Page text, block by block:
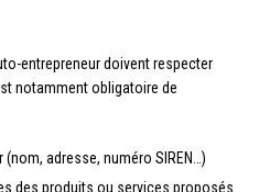
entrepreneur doivent respecter
notamment obligatoire de
(nom, adresse, numéro SIREN…)
des produits ou services proposés